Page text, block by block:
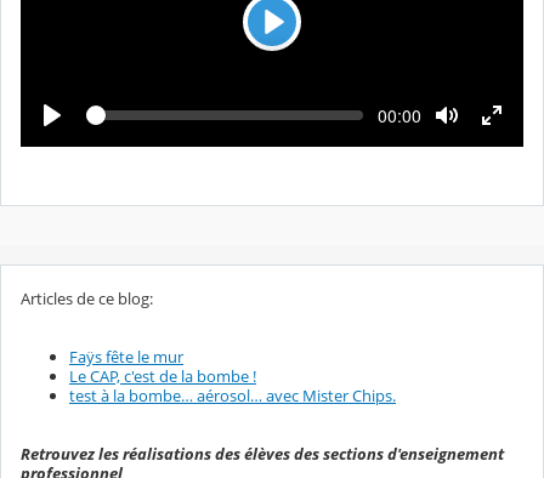
L
t
u
e
L
e
c
e
T
m
é
l
00:00
Articles de ce blog:
Faÿs fête le mur
Le CAP, c'est de la bombe !
test à la bombe… aérosol… avec Mister Chips.
Retrouvez les réalisations des élèves des sections d'enseignement
professionnel